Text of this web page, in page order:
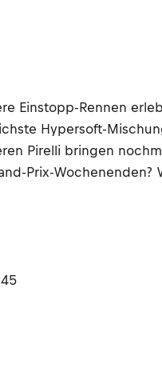
Einstopp-Rennen
Hypersoft-
Pirelli bringen
Prix-